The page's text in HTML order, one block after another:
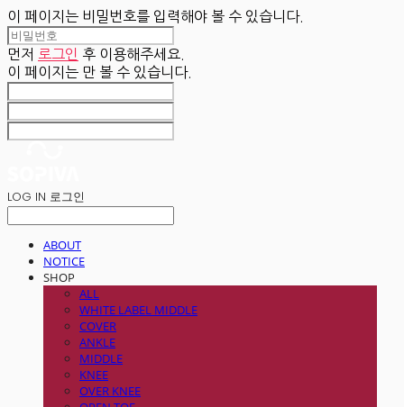
이 페이지는 비밀번호를 입력해야 볼 수 있습니다.
먼저 로그인 후 이용해주세요.
이 페이지는 만 볼 수 있습니다.
LOG IN 로그인
ABOUT
NOTICE
SHOP
ALL
WHITE LABEL MIDDLE
COVER
ANKLE
MIDDLE
KNEE
OVER KNEE